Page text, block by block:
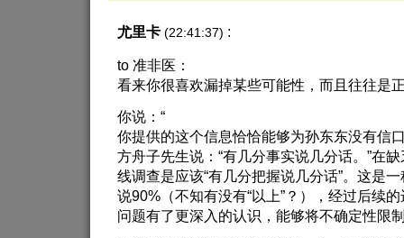
尤里卡 (22:41:37) :
to 准非医：
看来你很喜欢漏掉某些可能性，而且往往是
你说：“
你提供的这个信息恰恰能够为孙东东没有信
方舟子先生说：“有几分事实说几分话。”在
线调查是应该“有几分把握说几分话”。这是
说90%（不知有没有“以上”？），经过后续
问题有了更深入的认识，能够将不确定性限